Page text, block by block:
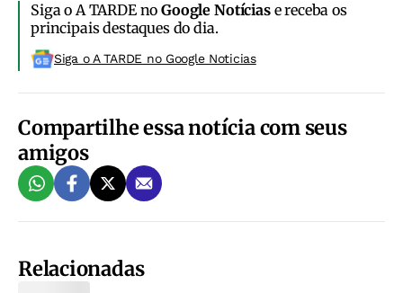
Siga o A TARDE noGoogle Notíciase receba os
principais destaques do dia.
Siga o A TARDE no Google Noticias
Compartilhe essa notícia com seus
amigos
Relacionadas